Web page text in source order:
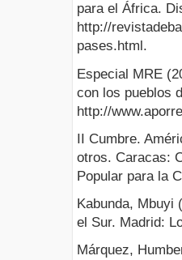
para el África.
http://
pases.html.
Especial MRE
con los pueblos
http://
II Cumbre.
otros. Caracas:
Popular para la
Kabunda, Mbuyi
el Sur. Madrid:
Márquez,